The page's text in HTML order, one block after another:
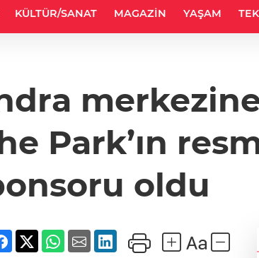
KÜLTÜR/SANAT MAGAZİN YAŞAM
Park’ın
oldu